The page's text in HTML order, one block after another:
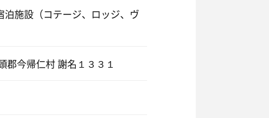
泊施設（コテージ、ロッジ、ヴ
郡今帰仁村 謝名１３３１